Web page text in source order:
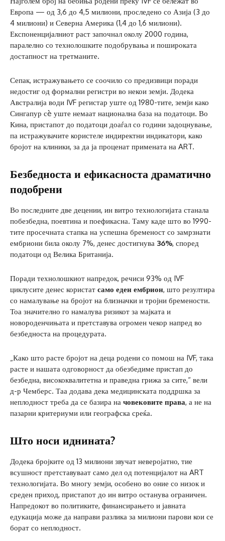
Европа — од 3,6 до 4,5 милиони, проследено со Азија (3 до
4 милиони) и Северна Америка (1,4 до 1,6 милиони).
Експоненцијалниот раст започнал околу 2000 година,
паралелно со технолошките подобрувања и пошироката
достапност на третманите.
Сепак, истражувањето се соочило со предизвици поради
недостиг од формални регистри во некои земји. Додека
Австралија води IVF регистар уште од 1980-тите, земји како
Сингапур сè уште немаат национална база на податоци. Во
Кина, пристапот до податоци доаѓал со години задоцнување,
па истражувачите користеле индиректни индикатори, како
бројот на клиники, за да ја проценат примената на ART.
Безбедноста и ефикасноста драматично
подобрени
Во последните две децении, ин витро технологијата станала
побезбедна, поевтина и поефикасна. Таму каде што во 1990-
тите просечната стапка на успешна бременост со замрзнати
ембриони била околу 7%, денес достигнува 36%, според
податоци од Велика Британија.
Поради технолошкиот напредок, речиси 93% од IVF
циклусите денес користат само еден ембрион, што резултира
со намалување на бројот на близначки и тројни бремености.
Тоа значително го намалува ризикот за мајката и
новороденчињата и претставува огромен чекор напред во
безбедноста на процедурата.
„Како што расте бројот на деца родени со помош на IVF, така
расте и нашата одговорност да обезбедиме пристап до
безбедна, висококвалитетна и праведна грижа за сите,“ вели
д-р Чемберс. Таа додава дека медицинската поддршка за
неплодност треба да се базира на човековите права, а не на
пазарни критериуми или географска среќа.
Што носи иднината?
Додека бројките од 13 милиони звучат неверојатно, тие
всушност претставуваат само дел од потенцијалот на ART
технологијата. Во многу земји, особено во оние со низок и
среден приход, пристапот до ин витро останува ограничен.
Напредокот во политиките, финансирањето и јавната
едукација може да направи разлика за милиони парови кои се
борат со неплодност.